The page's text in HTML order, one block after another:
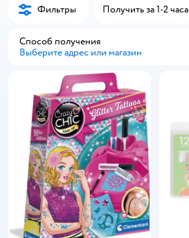
Фильтры Получить за 1-2 часа
Способ получения
Выберите адрес или магазин